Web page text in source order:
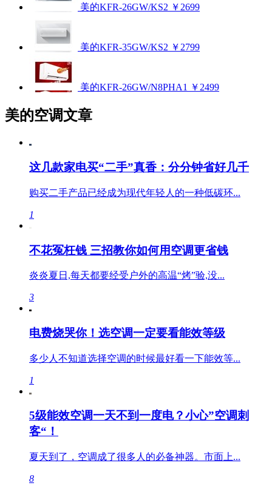
美的KFR-26GW/KS2 ￥2699
美的KFR-35GW/KS2 ￥2799
美的KFR-26GW/N8PHA1 ￥2499
美的空调文章
这几款家电买“二手”真香：分分钟省好几千
购买二手产品已经成为现代年轻人的一种低碳环...
1
不花冤枉钱 三招教你如何用空调更省钱
炎炎夏日,每天都要经受户外的高温“烤”验,没...
3
电费烧哭你！选空调一定要看能效等级
多少人不知道选择空调的时候最好看一下能效等...
1
5级能效空调一天不到一度电？小心”空调刺
客“！
夏天到了，空调成了很多人的必备神器。市面上...
8